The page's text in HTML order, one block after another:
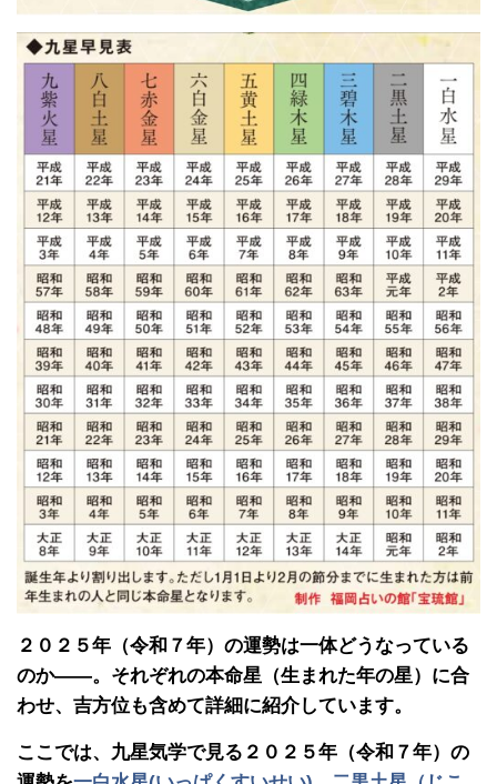
２０２５年（令和７年）の運勢は一体どうなっている
のか――。それぞれの本命星（生まれた年の星）に合
わせ、吉方位も含めて詳細に紹介しています。
ここでは、九星気学で見る２０２５年（令和７年）の